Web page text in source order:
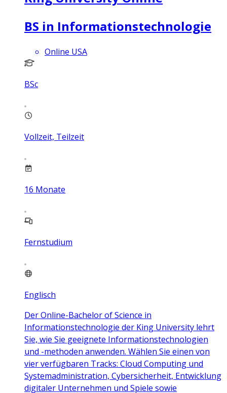
BS in Informationstechnologie
Online USA
BSc
Vollzeit, Teilzeit
16 Monate
Fernstudium
Englisch
Der Online-Bachelor of Science in
Informationstechnologie der King University lehrt
Sie, wie Sie geeignete Informationstechnologien
und -methoden anwenden. Wählen Sie einen von
vier verfügbaren Tracks: Cloud Computing und
Systemadministration, Cybersicherheit, Entwicklung
digitaler Unternehmen und Spiele sowie